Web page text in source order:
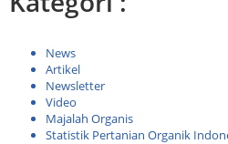
News
Artikel
Newsletter
Video
Majalah Organis
Statistik Pertanian Organik